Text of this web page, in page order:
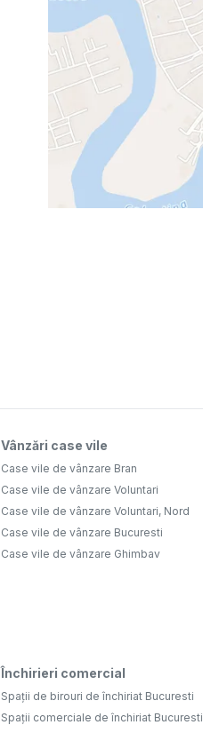
Vânzări case vile
Case vile de vânzare Bran
Case vile de vânzare Voluntari
Case vile de vânzare Voluntari, Nord
Case vile de vânzare Bucuresti
Case vile de vânzare Ghimbav
Închirieri comercial
Spații de birouri de închiriat Bucuresti
Spații comerciale de închiriat Bucuresti